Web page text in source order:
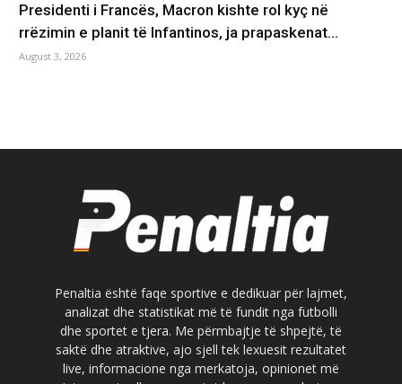
Presidenti i Francës, Macron kishte rol kyç në
rrëzimin e planit të Infantinos, ja prapaskenat…
August 3, 2026
Penaltia është faqe sportive e dedikuar për lajmet,
analizat dhe statistikat më të fundit nga futbolli
dhe sportet e tjera. Me përmbajtje të shpejtë, të
saktë dhe atraktive, ajo sjell tek lexuesit rezultatet
live, informacione nga merkatoja, opinionet më